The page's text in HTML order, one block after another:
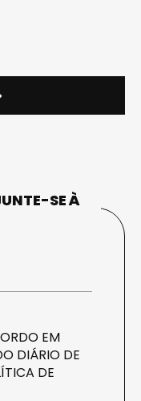
SE À
EM
DIÁRIO DE
DE